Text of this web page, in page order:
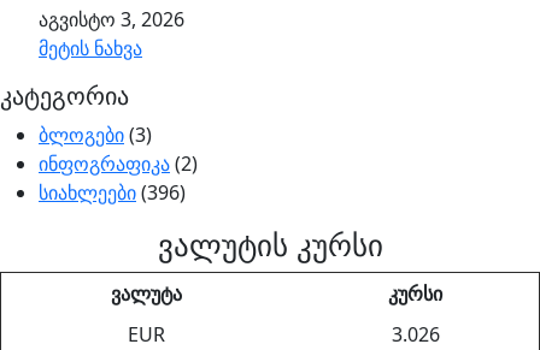
აგვისტო 3, 2026
მეტის ნახვა
კატეგორია
ბლოგები(3)
ინფოგრაფიკა(2)
სიახლეები(396)
ვალუტის კურსი
ვალუტა
კურსი
EUR
3.026